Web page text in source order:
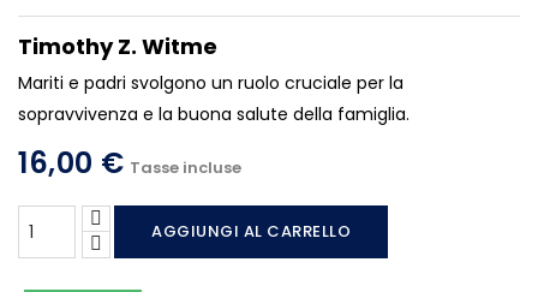
Timothy Z. Witme
Mariti e padri svolgono un ruolo cruciale per la
sopravvivenza e la buona salute della famiglia.
16,00 € Tasse incluse
AGGIUNGI AL CARRELLO